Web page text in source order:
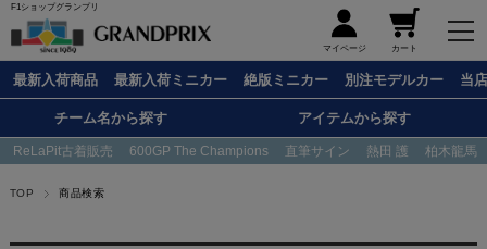
F1ショップグランプリ
マイページ カート
最新入荷商品 最新入荷ミニカー 絶版ミニカー 別注モデルカー 当
チーム名から探す アイテムから探す
ReLaPit古着販売 600GP The Champions 直筆サイン 熱田 護 柏木龍馬
TOP 商品検索